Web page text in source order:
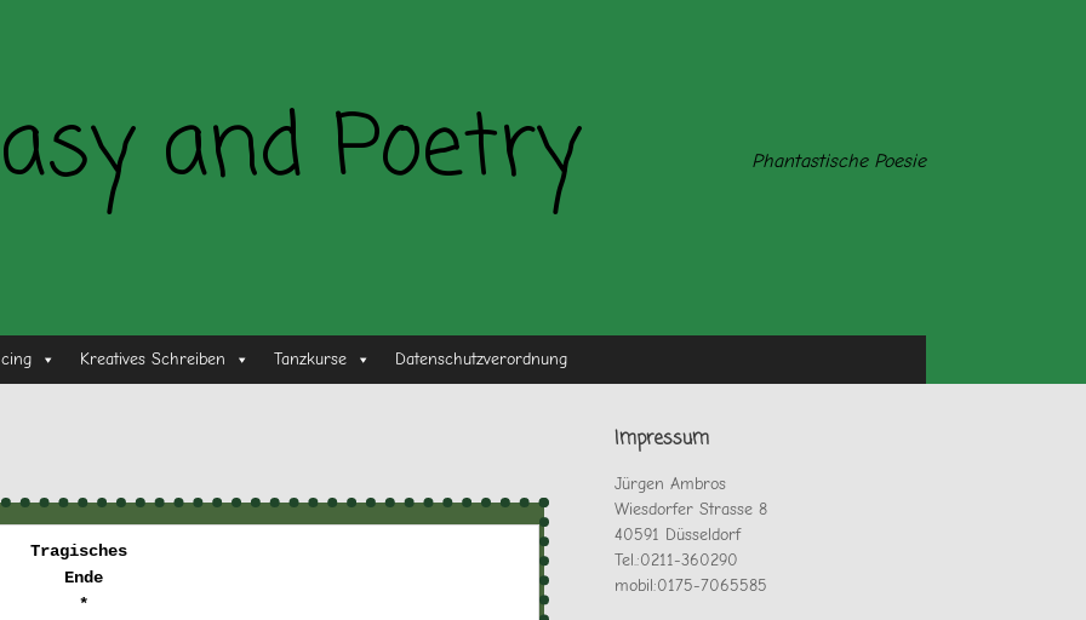
and Poetry Phantastische Poesie
Kreatives Schreiben Tanzkurse Datenschutzverordnung
Tragisches
Ende
*
Impressum
Jürgen Ambros
Wiesdorfer Strasse 8
40591 Düsseldorf
Tel.:0211-360290
mobil:0175-7065585